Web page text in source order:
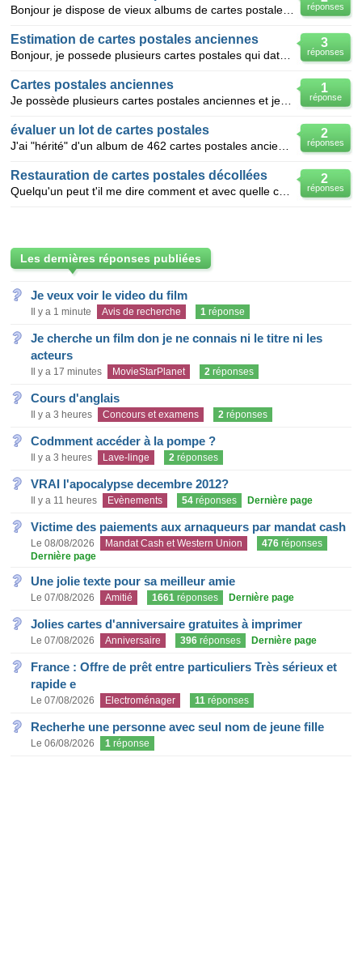
réponses
3
réponses
Estimation de cartes postales anciennes
1
réponse
Cartes postales anciennes
2
réponses
évaluer un lot de cartes postales
2
réponses
Restauration de cartes postales décollées
Les dernières réponses publiées
Je veux voir le video du film
Il y a 1 minute Avis de recherche 1 réponse
Je cherche un film don je ne connais ni le titre ni les
acteurs
Il y a 17 minutes MovieStarPlanet 2 réponses
Cours d'anglais
Il y a 3 heures Concours et examens 2 réponses
Codmment accéder à la pompe ?
Il y a 3 heures Lave-linge 2 réponses
VRAI l'apocalypse decembre 2012?
Il y a 11 heures Evènements 54 réponses Dernière page
Victime des paiements aux arnaqueurs par mandat cash
Le 08/08/2026 Mandat Cash et Western Union 476 réponses
Dernière page
Une jolie texte pour sa meilleur amie
Le 07/08/2026 Amitié 1661 réponses Dernière page
Jolies cartes d'anniversaire gratuites à imprimer
Le 07/08/2026 Anniversaire 396 réponses Dernière page
France : Offre de prêt entre particuliers Très sérieux et
rapide e
Le 07/08/2026 Electroménager 11 réponses
Recherhe une personne avec seul nom de jeune fille
Le 06/08/2026 1 réponse